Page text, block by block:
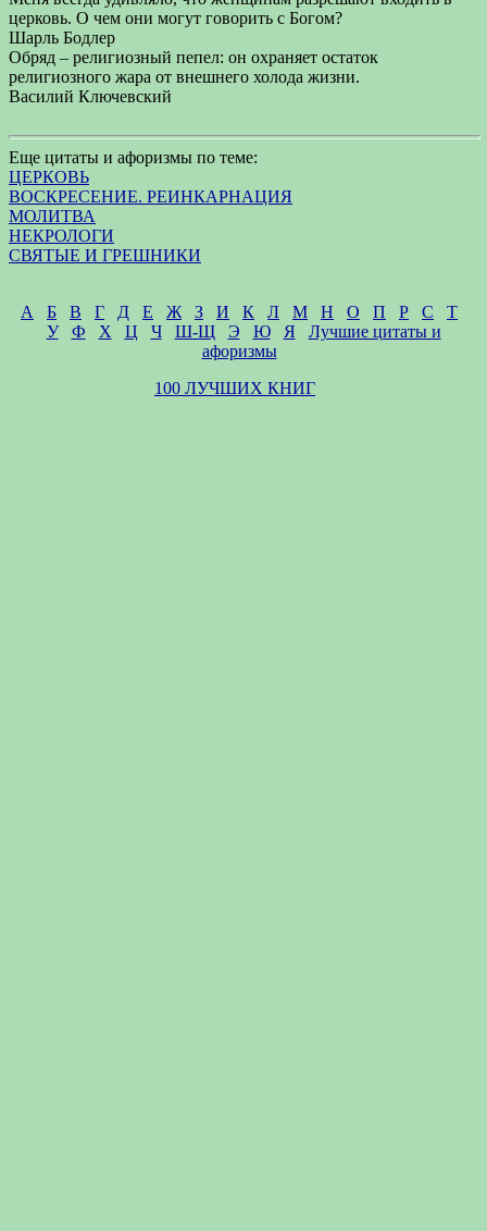
церковь. О чем они могут говорить с Богом?
Шарль Бодлер
Обряд – религиозный пепел: он охраняет остаток
религиозного жара от внешнего холода жизни.
Василий Ключевский
Еще цитаты и афоризмы по теме:
ЦЕРКОВЬ
ВОСКРЕСЕНИЕ. РЕИНКАРНАЦИЯ
МОЛИТВА
НЕКРОЛОГИ
СВЯТЫЕ И ГРЕШНИКИ
А Б В Г Д Е Ж З И К Л М Н О П Р С
Т
У
Ф Х Ц Ч Ш-Щ Э Ю Я
Лучшие цитаты и
афоризмы
100 ЛУЧШИХ КНИГ